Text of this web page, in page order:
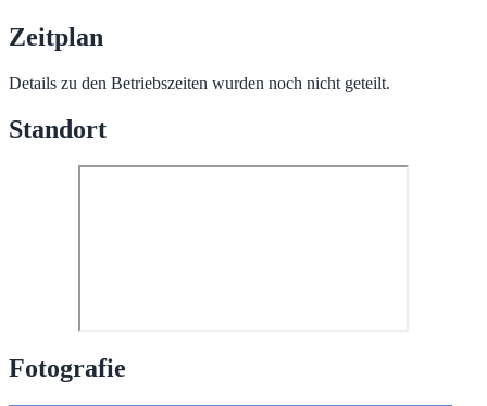
Zeitplan
Details zu den Betriebszeiten wurden noch nicht geteilt.
Standort
Fotografie